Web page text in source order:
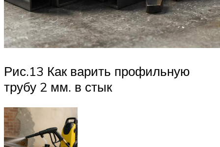
Рис.13 Как варить профильную
трубу 2 мм. в стык